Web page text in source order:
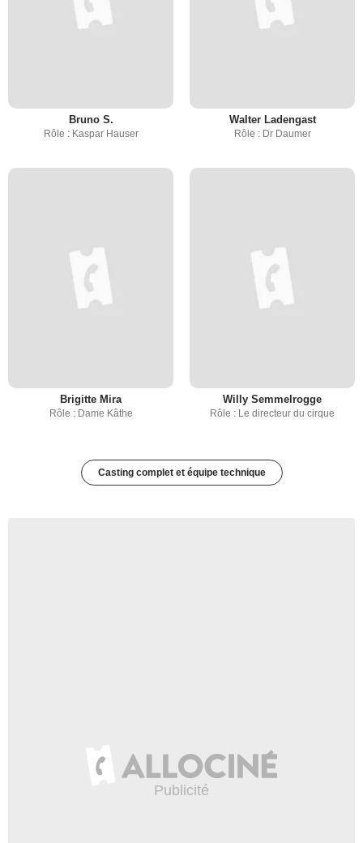
Bruno S.
Rôle : Kaspar Hauser
Walter Ladengast
Rôle : Dr Daumer
Brigitte Mira
Rôle : Dame Kâthe
Willy Semmelrogge
Rôle : Le directeur du cirque
Casting complet et équipe technique